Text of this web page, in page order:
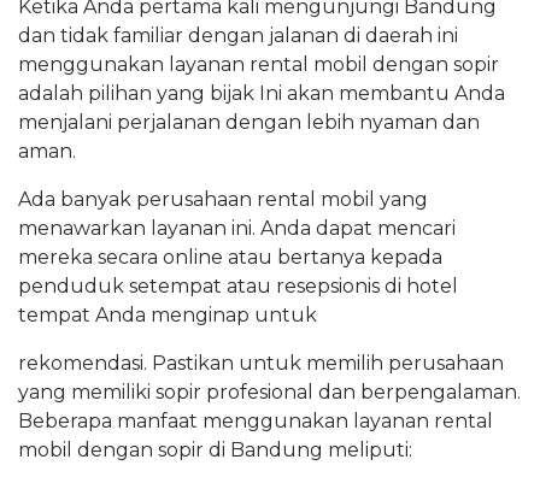
Ketika Anda pertama kali mengunjungi Bandung
dan tidak familiar dengan jalanan di daerah ini
menggunakan layanan rental mobil dengan sopir
adalah pilihan yang bijak Ini akan membantu Anda
menjalani perjalanan dengan lebih nyaman dan
aman.
Ada banyak perusahaan rental mobil yang
menawarkan layanan ini. Anda dapat mencari
mereka secara online atau bertanya kepada
penduduk setempat atau resepsionis di hotel
tempat Anda menginap untuk
rekomendasi. Pastikan untuk memilih perusahaan
yang memiliki sopir profesional dan berpengalaman.
Beberapa manfaat menggunakan layanan rental
mobil dengan sopir di Bandung meliputi: